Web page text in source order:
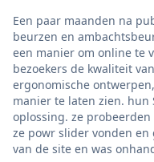
Een paar maanden na
beurzen en
een manier om online te
bezoekers de kwaliteit
ergonomische
manier te laten zien. hun
oplossing. ze
ze powr slider vonden en
van de site en was